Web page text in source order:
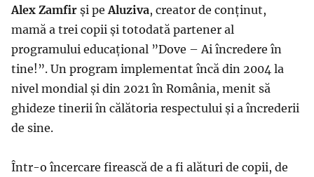
Alex Zamfir și pe Aluziva, creator de conținut,
mamă a trei copii și totodată partener al
programului educațional ”Dove – Ai încredere în
tine!”. Un program implementat încă din 2004 la
nivel mondial și din 2021 în România, menit să
ghideze tinerii în călătoria respectului și a încrederii
de sine.
Într-o încercare firească de a fi alături de copii, de